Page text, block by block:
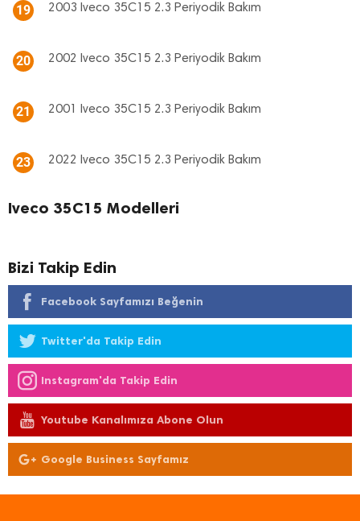
19 2003 Iveco 35C15 2.3 Periyodik Bakım
20 2002 Iveco 35C15 2.3 Periyodik Bakım
21 2001 Iveco 35C15 2.3 Periyodik Bakım
23 2022 Iveco 35C15 2.3 Periyodik Bakım
Iveco 35C15 Modelleri
Bizi Takip Edin
Facebook Sayfamızı Beğenin
Twitter'da Takip Edin
Instagram'da Takip Edin
Youtube Kanalımıza Abone Olun
Google Business Sayfamız